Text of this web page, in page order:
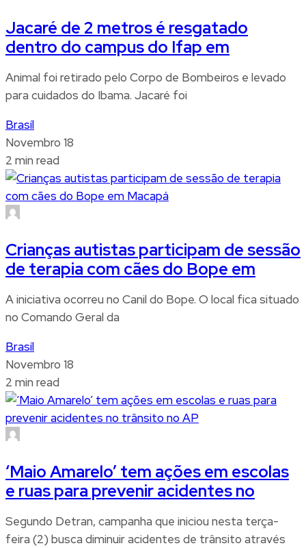
Jacaré de 2 metros é resgatado
dentro do campus do Ifap em
Animal foi retirado pelo Corpo de Bombeiros e levado
para cuidados do Ibama. Jacaré foi
Brasíl
Novembro 18
2 min read
Crianças autistas participam de sessão
de terapia com cães do Bope em
A iniciativa ocorreu no Canil do Bope. O local fica situado
no Comando Geral da
Brasíl
Novembro 18
2 min read
‘Maio Amarelo’ tem ações em escolas
e ruas para prevenir acidentes no
Segundo Detran, campanha que iniciou nesta terça-
feira (2) busca diminuir acidentes de trânsito através